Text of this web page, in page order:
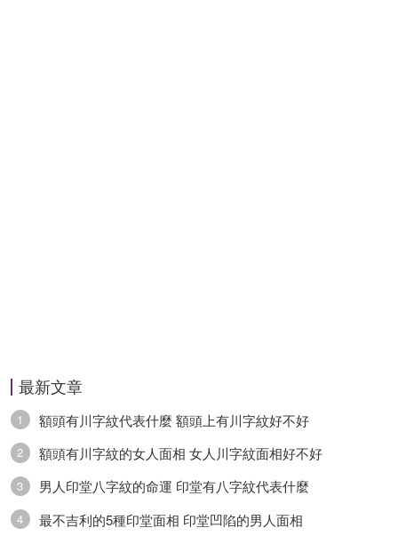
最新文章
1 額頭有川字紋代表什麼 額頭上有川字紋好不好
2 額頭有川字紋的女人面相 女人川字紋面相好不好
3 男人印堂八字紋的命運 印堂有八字紋代表什麼
4 最不吉利的5種印堂面相 印堂凹陷的男人面相